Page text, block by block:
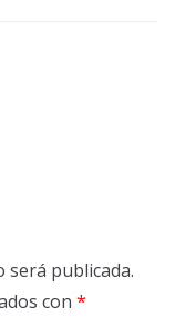
será publicada.
con *